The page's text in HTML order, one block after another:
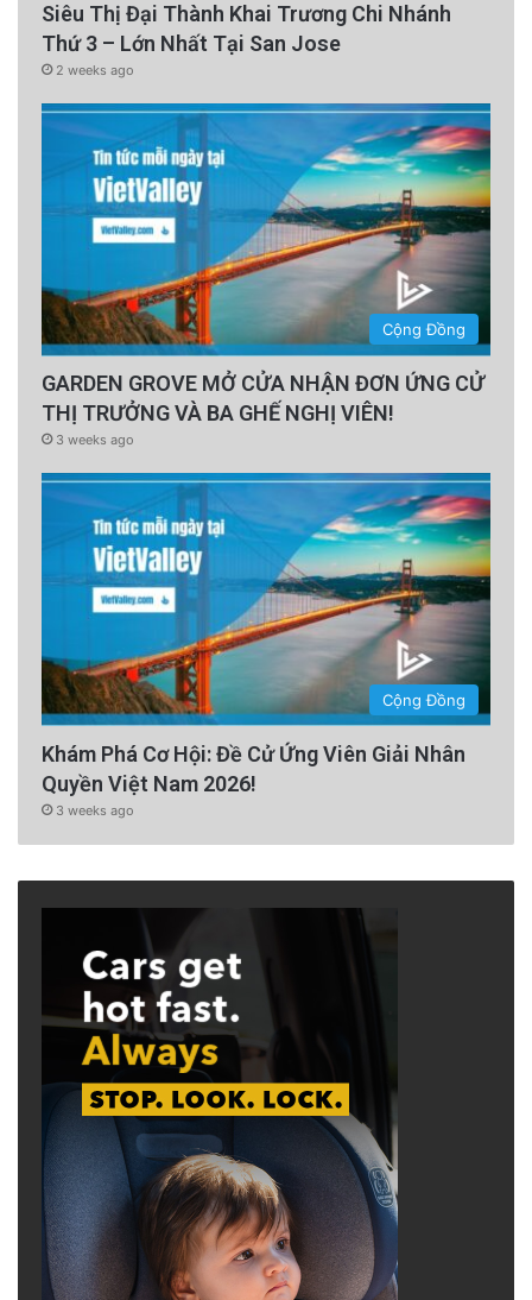
Siêu Thị Đại Thành Khai Trương Chi Nhánh
Thứ 3 – Lớn Nhất Tại San Jose
2 weeks ago
Cộng Đồng
GARDEN GROVE MỞ CỬA NHẬN ĐƠN ỨNG CỬ
THỊ TRƯỞNG VÀ BA GHẾ NGHỊ VIÊN!
3 weeks ago
Cộng Đồng
Khám Phá Cơ Hội: Đề Cử Ứng Viên Giải Nhân
Quyền Việt Nam 2026!
3 weeks ago